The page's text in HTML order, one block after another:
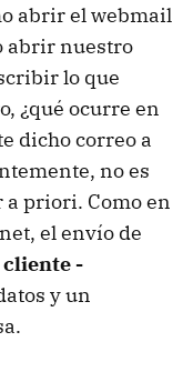
abrir el webmail
abrir nuestro
lo que
¿qué ocurre en
dicho correo a
no es
priori. Como en
el envío de
-
y un